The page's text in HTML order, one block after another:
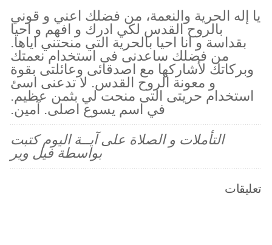
يا إله الحرية والنعمة، من فضلك اعني و قوني
بالروح القدس لكي ادرك و افهم و احيا
بقداسة و انا احيا بالحرية التي منحتني اياها.
من فضلك ساعدنى فى استخدام نعمتك
وبركاتك لأشاركها مع اصدقائى وعائلتى بقوة
و معونة الروح القدس. لا تدعنى اسئ
استخدام حريتى التى منحت لي بثمن عظيم.
في اسم يسوع اصلى. آمين.
التأملات و الصلاة على آيــة اليوم كتبت
بواسطة فيل وير
تعليقات